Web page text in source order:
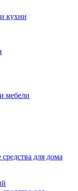
кухни
мебели
для дома